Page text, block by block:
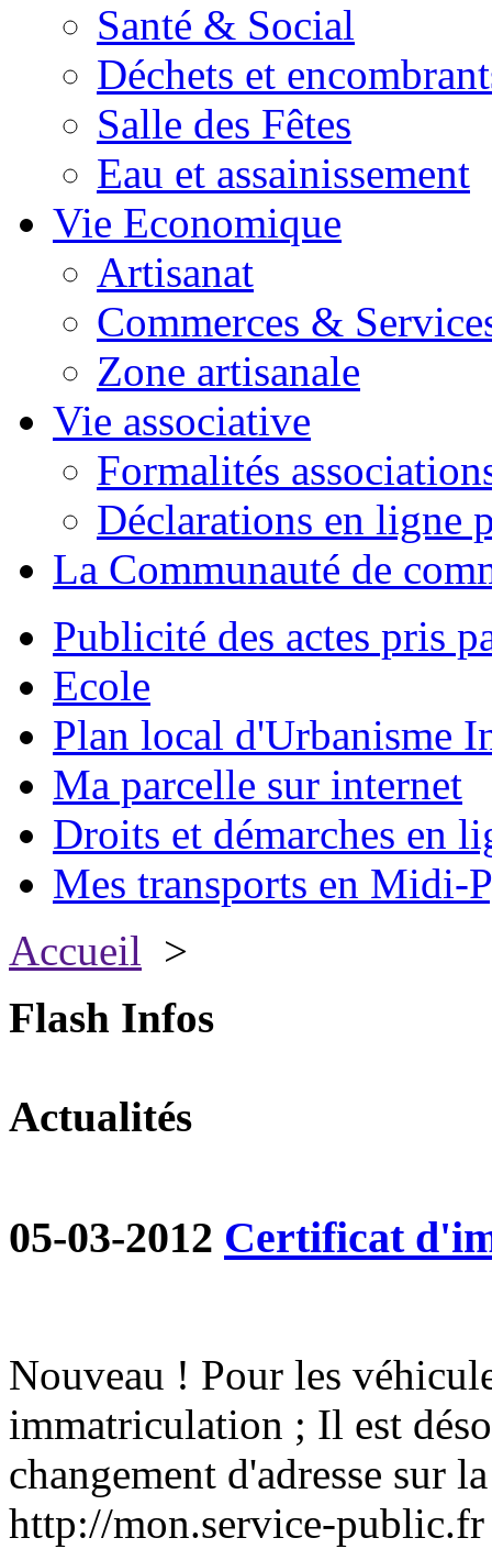
Santé & Social
Déchets et
Salle des Fêtes
Eau et assainissement
Vie Economique
Artisanat
Commerces &
Zone artisanale
Vie associative
Formalités
Déclarations en ligne
La Communauté de
Publicité des actes pris
Ecole
Plan local d'Urbanisme
Ma parcelle sur internet
Droits et démarches en
Mes transports en Midi-
Accueil >
Flash Infos
Actualités
05-03-2012 Certificat
Nouveau ! Pour les
immatriculation ; Il est
changement d'adresse sur
http://mon.service-